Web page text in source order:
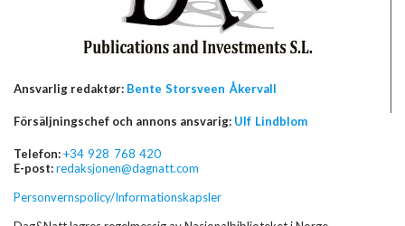
Ansvarlig redaktør: Bente Storsveen Åkervall
Försäljningschef och annons ansvarig: Ulf Lindblom
Telefon:+34 928 768 420
E-post:redaksjonen@dagnatt.com
Personvernspolicy/Informationskapsler